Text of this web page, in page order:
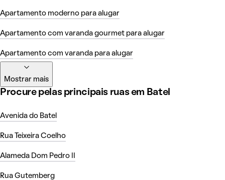
Apartamento moderno para alugar
Apartamento com varanda gourmet para alugar
Apartamento com varanda para alugar
Mostrar mais
Procure pelas principais ruas em Batel
Avenida do Batel
Rua Teixeira Coelho
Alameda Dom Pedro II
Rua Gutemberg